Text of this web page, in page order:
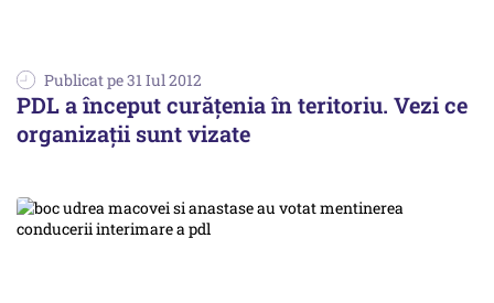
Publicat pe 31 Iul 2012
PDL a început curățenia în teritoriu. Vezi ce
organizații sunt vizate